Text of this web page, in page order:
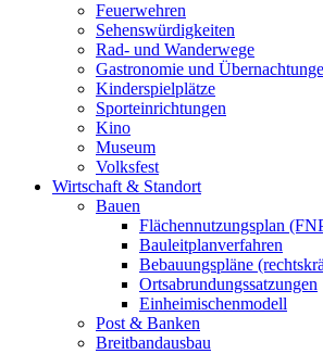
Feuerwehren
Sehenswürdigkeiten
Rad- und Wanderwege
Gastronomie und
Kinderspielplätze
Sporteinrichtungen
Kino
Museum
Volksfest
Wirtschaft & Standort
Bauen
Flächennutzungsplan
Bauleitplanverfahren
Bebauungspläne
Ortsabrundungssatzungen
Einheimischenmodell
Post & Banken
Breitbandausbau